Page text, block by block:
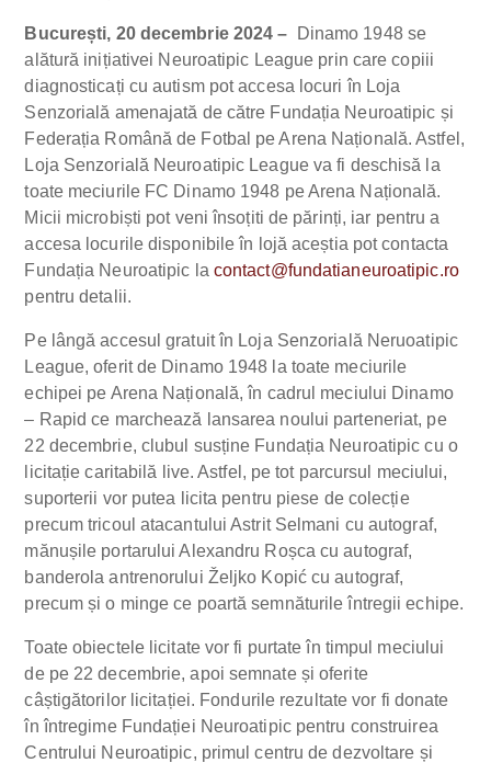
București, 20 decembrie 2024 –
Dinamo 1948 se
alătură inițiativei Neuroatipic League prin care copiii
diagnosticați cu autism pot accesa locuri în Loja
Senzorială amenajată de către Fundația Neuroatipic și
Federația Română de Fotbal pe Arena Națională. Astfel,
Loja Senzorială Neuroatipic League va fi deschisă la
toate meciurile FC Dinamo 1948 pe Arena Națională.
Micii microbiști pot veni însoțiti de părinți, iar pentru a
accesa locurile disponibile în lojă aceștia pot contacta
Fundația Neuroatipic la contact@fundatianeuroatipic.ro
pentru detalii.
Pe lângă accesul gratuit în Loja Senzorială Neruoatipic
League, oferit de Dinamo 1948 la toate meciurile
echipei pe Arena Națională, în cadrul meciului Dinamo
– Rapid ce marchează lansarea noului parteneriat, pe
22 decembrie, clubul susține Fundația Neuroatipic cu o
licitație caritabilă live. Astfel, pe tot parcursul meciului,
suporterii vor putea licita pentru piese de colecție
precum tricoul atacantului Astrit Selmani cu autograf,
mănușile portarului Alexandru Roșca cu autograf,
banderola antrenorului Željko Kopić cu autograf,
precum și o minge ce poartă semnăturile întregii echipe.
Toate obiectele licitate vor fi purtate în timpul meciului
de pe 22 decembrie, apoi semnate și oferite
câștigătorilor licitației. Fondurile rezultate vor fi donate
în întregime Fundației Neuroatipic pentru construirea
Centrului Neuroatipic, primul centru de dezvoltare și